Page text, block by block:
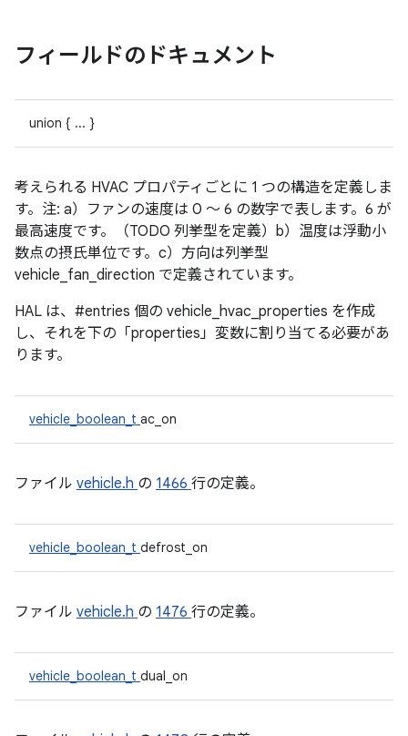
フィールドのドキュメント
union { ... }
考えられる HVAC プロパティごとに 1 つの構造を定義しま
す。注: a）ファンの速度は 0 ～ 6 の数字で表します。6 が
最高速度です。（TODO 列挙型を定義）b）温度は浮動小
数点の摂氏単位です。c）方向は列挙型
vehicle_fan_direction で定義されています。
HAL は、#entries 個の vehicle_hvac_properties を作成
し、それを下の「properties」変数に割り当てる必要があ
ります。
vehicle_boolean_t ac_on
ファイル vehicle.h の 1466 行の定義。
vehicle_boolean_t defrost_on
ファイル vehicle.h の 1476 行の定義。
vehicle_boolean_t dual_on